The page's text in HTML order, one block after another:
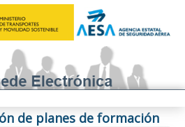
de planes de formación